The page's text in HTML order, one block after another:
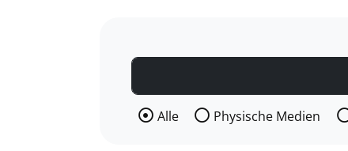
Wählen Sie die Medienart nach der
Alle Physische Medien